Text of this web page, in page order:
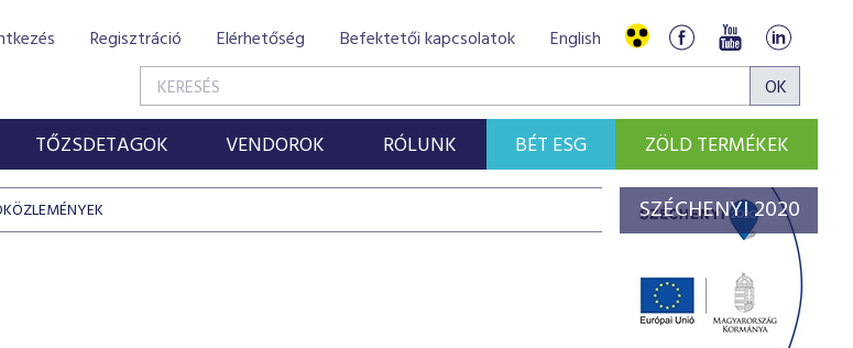
Regisztráció Elérhetőség Befektetői kapcsolatok English
TŐZSDETAGOK VENDOROK RÓLUNK BÉT ESG ZÖLD TERMÉKEK
SZÉCHENYI 2020